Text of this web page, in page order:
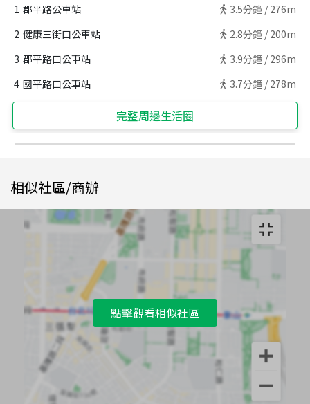
1 郡平路公車站 3.5分鐘 / 276m
2 健康三街口公車站 2.8分鐘 / 200m
3 郡平路口公車站 3.9分鐘 / 296m
4 國平路口公車站 3.7分鐘 / 278m
完整周邊生活圈
相似社區/商辦
點擊觀看相似社區